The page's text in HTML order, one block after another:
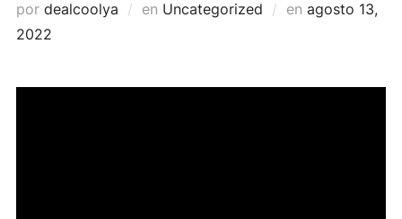
por dealcoolya en Uncategorized en Publicado
agosto 13,
2022